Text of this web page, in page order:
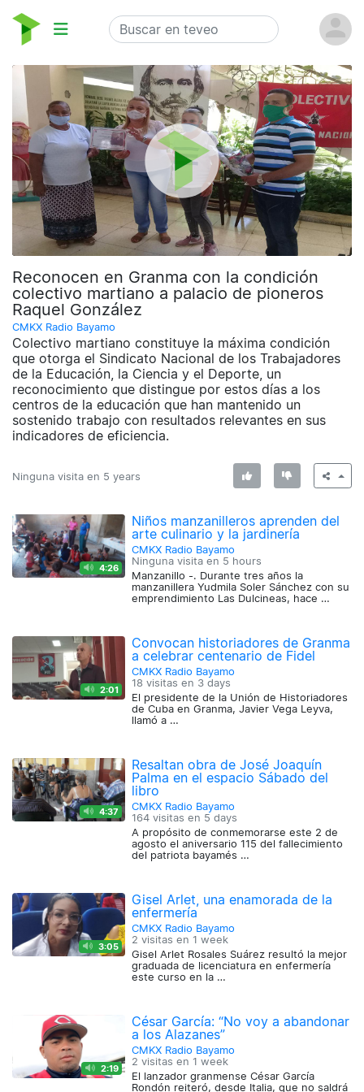
Reconocen en Granma con la condición
colectivo martiano a palacio de pioneros
Raquel González
CMKX Radio Bayamo
Colectivo martiano constituye la máxima condición
que otorga el Sindicato Nacional de los Trabajadores
de la Educación, la Ciencia y el Deporte, un
reconocimiento que distingue por estos días a los
centros de la educación que han mantenido un
sostenido trabajo con resultados relevantes en sus
indicadores de eficiencia.
Ninguna visita en 5 years
4:26
Niños manzanilleros aprenden del
arte culinario y la jardinería
CMKX Radio Bayamo
Ninguna visita en 5 hours
Manzanillo -. Durante tres años la
manzanillera Yudmila Soler Sánchez con su
emprendimiento Las Dulcineas, hace …
2:01
Convocan historiadores de Granma
a celebrar centenario de Fidel
CMKX Radio Bayamo
18 visitas en 3 days
El presidente de la Unión de Historiadores
de Cuba en Granma, Javier Vega Leyva,
llamó a …
4:37
Resaltan obra de José Joaquín
Palma en el espacio Sábado del
libro
CMKX Radio Bayamo
164 visitas en 5 days
A propósito de conmemorarse este 2 de
agosto el aniversario 115 del fallecimiento
del patriota bayamés …
3:05
Gisel Arlet, una enamorada de la
enfermería
CMKX Radio Bayamo
2 visitas en 1 week
Gisel Arlet Rosales Suárez resultó la mejor
graduada de licenciatura en enfermería
este curso en la …
2:19
César García: “No voy a abandonar
a los Alazanes”
CMKX Radio Bayamo
2 visitas en 1 week
El lanzador granmense César García
Rondón reiteró, desde Italia, que no saldrá